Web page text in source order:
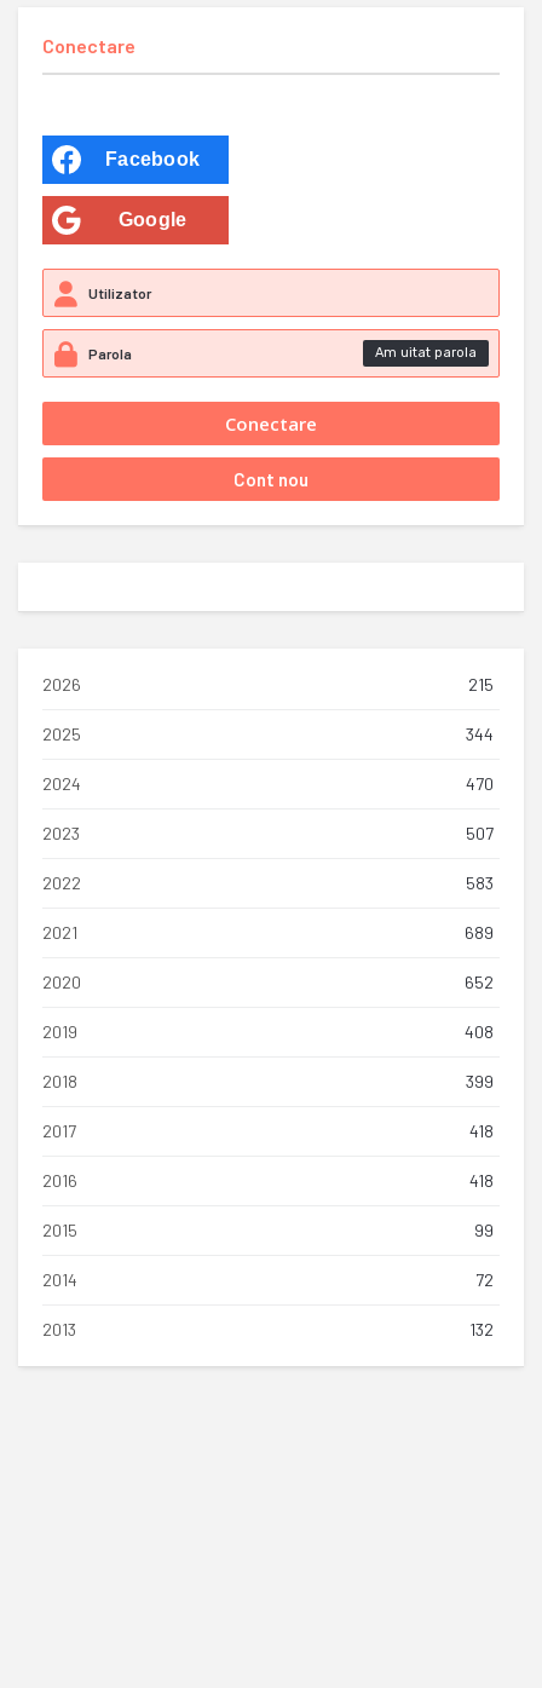
Conectare
Facebook
Google
Am uitat parola
2026 215
2025 344
2024 470
2023 507
2022 583
2021 689
2020 652
2019 408
2018 399
2017 418
2016 418
2015 99
2014 72
2013 132